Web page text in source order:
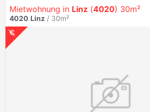
Mietwohnung in Linz (4020) 30m²
4020 Linz / 30m²